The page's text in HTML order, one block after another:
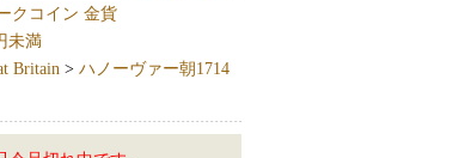
クコイン 金貨
未満
Britain> ハノーヴァー朝1714